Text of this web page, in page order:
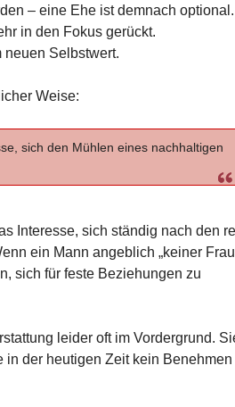
– eine Ehe ist demnach optional.
in den Fokus gerückt.
Selbstwert.
Weise:
sich den Mühlen eines nachhaltigen
Interesse, sich ständig nach den
ein Mann angeblich „keiner Frau
sich für feste Beziehungen zu
leider oft im Vordergrund.
in der heutigen Zeit kein Benehmen